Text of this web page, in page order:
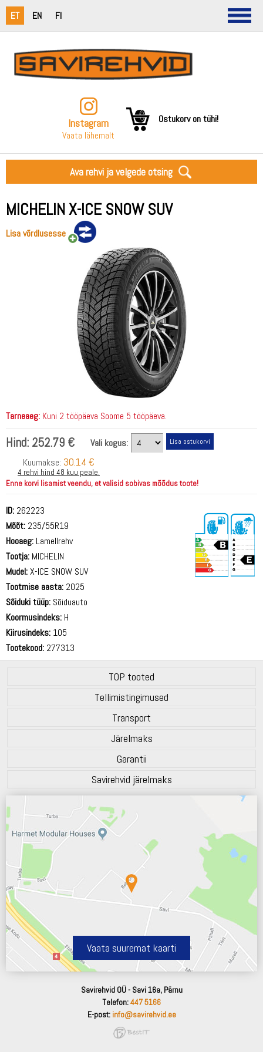
ET EN FI
Instagram
Vaata lähemalt
Ostukorv on tühi!
Ava rehvi ja velgede otsing
MICHELIN X-ICE SNOW SUV
Lisa võrdlusesse
Tarneaeg: Kuni 2 tööpäeva Soome 5 tööpäeva.
Hind: 252.79 €
Vali kogus:
Kuumakse: 30.14 €
4 rehvi hind 48 kuu peale.
Enne korvi lisamist veendu, et valisid sobivas mõõdus toote!
ID: 262223
Mõõt: 235/55R19
Hooaeg: Lamellrehv
Tootja: MICHELIN
Mudel:X-ICE SNOW SUV
Tootmise aasta: 2025
Sõiduki tüüp: Sõiduauto
Koormusindeks: H
Kiirusindeks: 105
Tootekood: 277313
TOP tooted
Tellimistingimused
Transport
Järelmaks
Garantii
Savirehvid järelmaks
Vaata suuremat kaarti
Savirehvid OÜ - Savi 16a, Pärnu
Telefon:447 5166
E-post: info@savirehvid.ee